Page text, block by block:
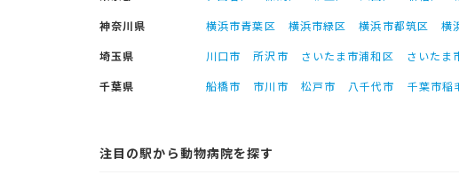
神奈川県
横浜市青葉区 横浜市緑区 横浜市都筑区 横
埼玉県
川口市 所沢市 さいたま市浦和区 さいたま
千葉県
船橋市 市川市 松戸市 八千代市 千葉市稲
注目の駅から動物病院を探す